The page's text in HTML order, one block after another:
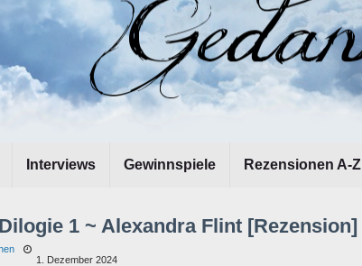
Interviews Gewinnspiele Rezensionen A-Z
1 ~ Alexandra Flint [Rezension]
1. Dezember 2024